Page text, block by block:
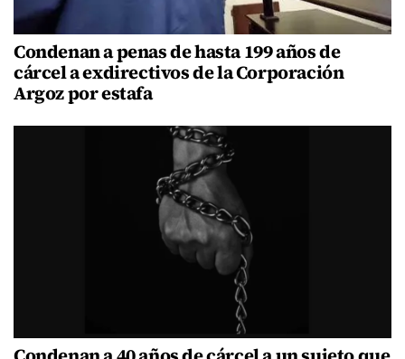
Condenan a penas de hasta 199 años de
cárcel a exdirectivos de la Corporación
Argoz por estafa